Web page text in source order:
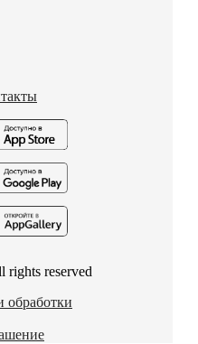
rights reserved
обработки